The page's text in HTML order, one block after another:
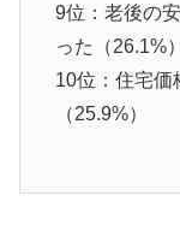
9位：老後の
った（26.1%）
10位：住宅価
（25.9%）